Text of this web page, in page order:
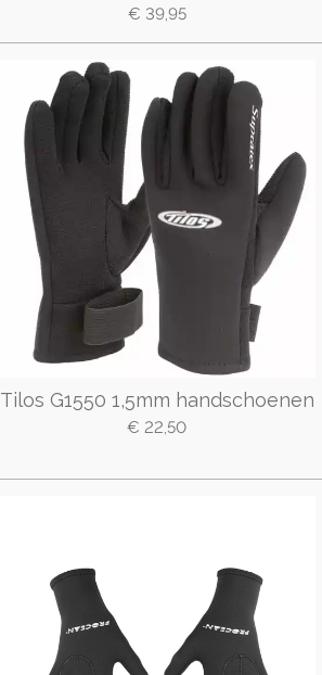
€ 39,95
Tilos G1550 1,5mm handschoenen
€ 22,50